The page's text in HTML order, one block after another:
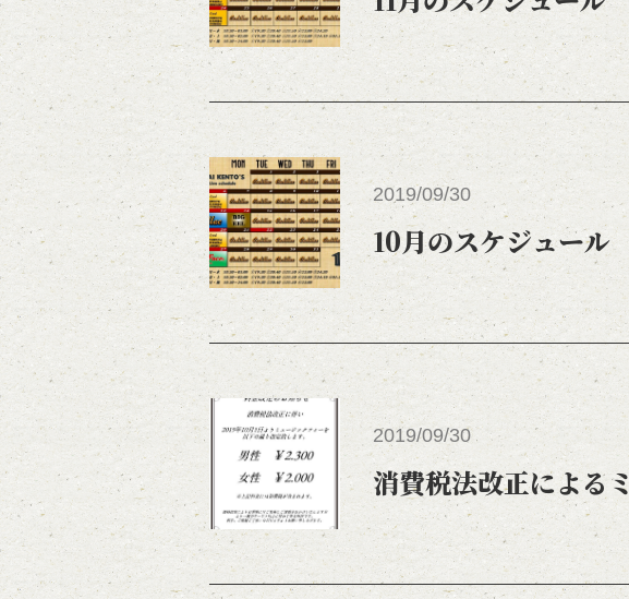
2019/09/30
10月のスケジュール
2019/09/30
消費税法改正によるミ